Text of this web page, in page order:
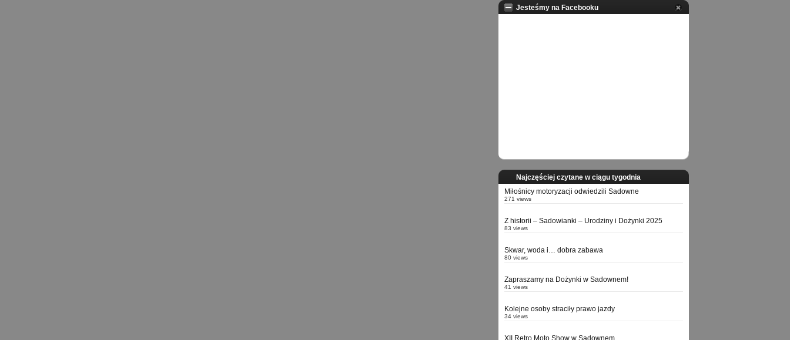
Jesteśmy na Facebooku
Najczęściej czytane w ciągu tygodnia
Miłośnicy motoryzacji odwiedzili Sadowne
271 views
Z historii – Sadowianki – Urodziny i Dożynki 2025
83 views
Skwar, woda i… dobra zabawa
80 views
Zapraszamy na Dożynki w Sadownem!
41 views
Kolejne osoby straciły prawo jazdy
34 views
XII Retro Moto Show w Sadownem